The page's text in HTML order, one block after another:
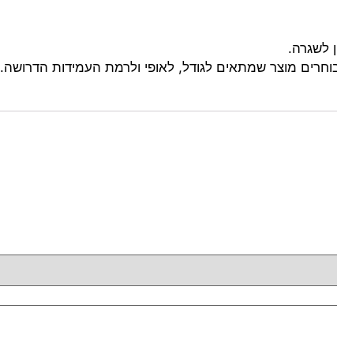
לשגרה.
מוצר שמתאים לגודל, לאופי ולרמת העמידות הדרושה.